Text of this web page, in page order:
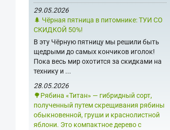
29.05.2026
🌲 Чёрная пятница в питомнике: ТУИ СО
СКИДКОЙ 50%!
В эту Чёрную пятницу мы решили быть
щедрыми до самых кончиков иголок!
Пока весь мир охотится за скидками на
технику и ...
28.05.2026
🌳Рябина «Титан» — гибридный сорт,
полученный путем скрещивания рябины
обыкновенной, груши и краснолистной
яблони. Это компактное дерево с